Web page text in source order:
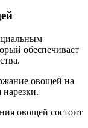
обеспечивает
овощей на
нарезки.
овощей состоит